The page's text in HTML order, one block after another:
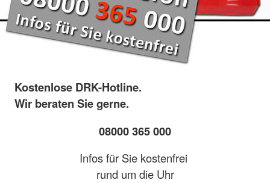
Kostenlose DRK-Hotline.
Wir beraten Sie gerne.
08000 365 000
Infos für Sie kostenfrei
rund um die Uhr